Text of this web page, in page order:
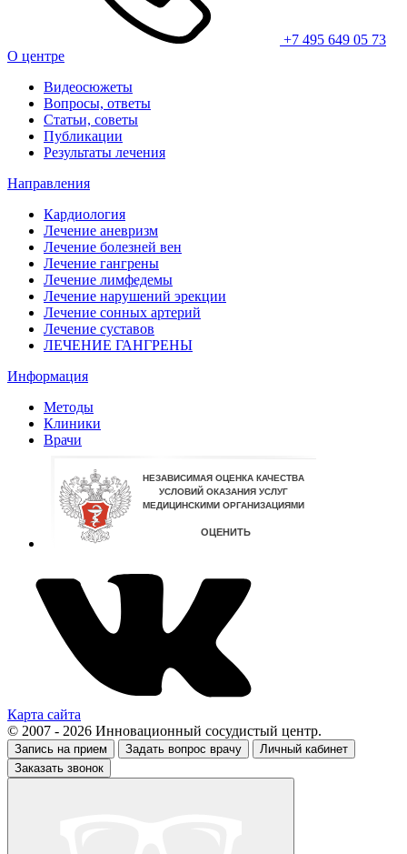
+7 495 649 05 73
О центре
Видеосюжеты
Вопросы, ответы
Статьи, советы
Публикации
Результаты лечения
Направления
Кардиология
Лечение аневризм
Лечение болезней вен
Лечение гангрены
Лечение лимфедемы
Лечение нарушений эрекции
Лечение сонных артерий
Лечение суставов
ЛЕЧЕНИЕ ГАНГРЕНЫ
Информация
Методы
Клиники
Врачи
Карта сайта
© 2007 - 2026 Инновационный сосудистый центр.
Запись на прием Задать вопрос врачу
Личный кабинет
Заказать звонок